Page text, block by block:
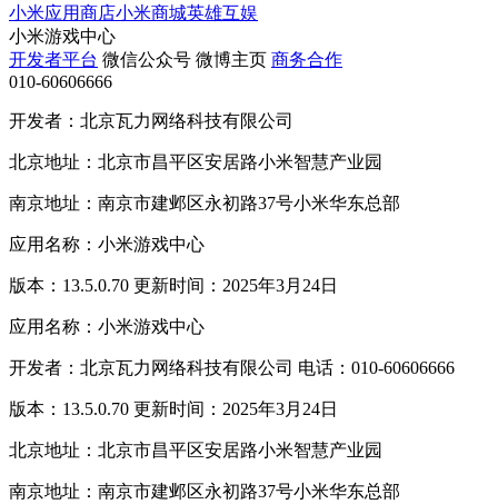
小米应用商店小米商城英雄互娱
小米游戏中心
开发者平台 微信公众号 微博主页 商务合作
010-60606666
开发者：北京瓦力网络科技有限公司
北京地址：北京市昌平区安居路小米智慧产业园
南京地址：南京市建邺区永初路37号小米华东总部
应用名称：小米游戏中心
版本：13.5.0.70 更新时间：2025年3月24日
应用名称：小米游戏中心
开发者：北京瓦力网络科技有限公司 电话：010-60606666
版本：13.5.0.70 更新时间：2025年3月24日
北京地址：北京市昌平区安居路小米智慧产业园
南京地址：南京市建邺区永初路37号小米华东总部